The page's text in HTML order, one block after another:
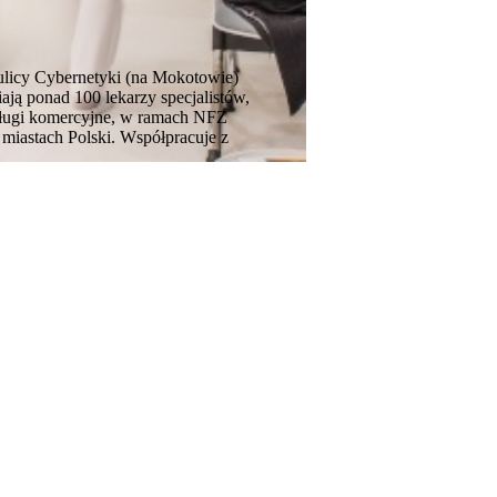
Cybernetyki (na Mokotowie)
ponad 100 lekarzy specjalistów,
komercyjne, w ramach NFZ
Polski. Współpracuje z